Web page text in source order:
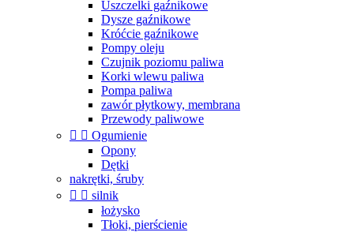
Uszczelki gaźnikowe
Dysze gaźnikowe
Króćcie gaźnikowe
Pompy oleju
Czujnik poziomu paliwa
Korki wlewu paliwa
Pompa paliwa
zawór płytkowy, membrana
Przewody paliwowe
  Ogumienie
Opony
Dętki
nakrętki, śruby
  silnik
łożysko
Tłoki, pierścienie